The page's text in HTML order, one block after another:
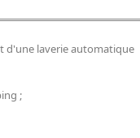
d'une laverie automatique
;